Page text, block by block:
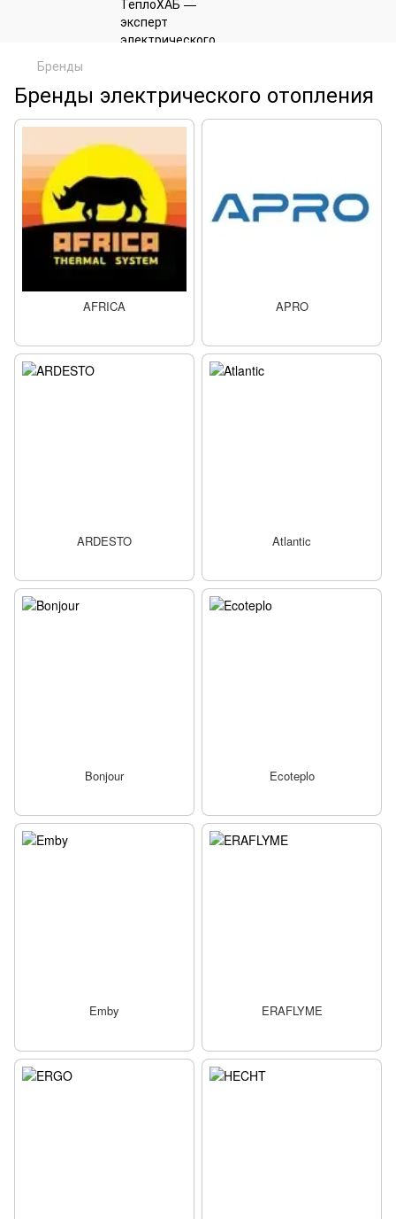
Бренды
Бренды электрического отопления
AFRICA APRO
ARDESTO Atlantic
Bonjour Ecoteplo
Emby ERAFLYME